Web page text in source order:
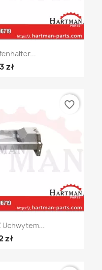
zł
Uchwytem...
zł
favorite_border